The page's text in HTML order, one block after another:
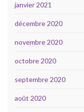
janvier 2021
décembre 2020
novembre 2020
octobre 2020
septembre 2020
août 2020